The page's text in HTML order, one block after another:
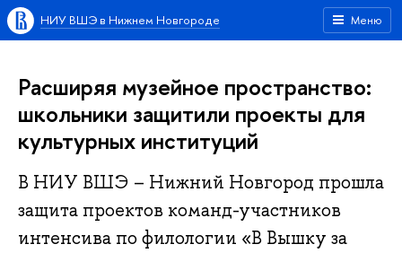
Меню
НИУ ВШЭ в Нижнем Новгороде
Расширяя музейное пространство:
школьники защитили проекты для
культурных институций
В НИУ ВШЭ – Нижний Новгород прошла
защита проектов команд-участников
интенсива по филологии «В Вышку за